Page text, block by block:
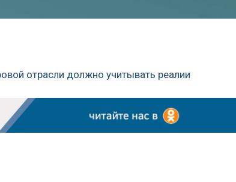
отрасли должно учитывать реалии